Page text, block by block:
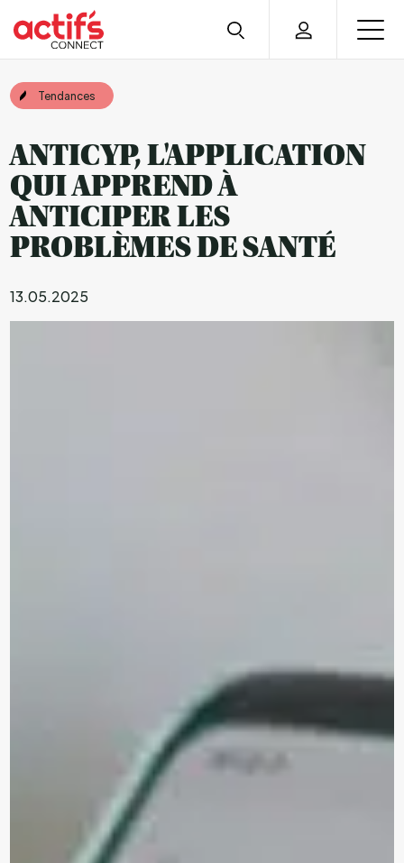
Tendances
ANTICYP, L'APPLICATION
QUI APPREND À
ANTICIPER LES
PROBLÈMES DE SANTÉ
13.05.2025